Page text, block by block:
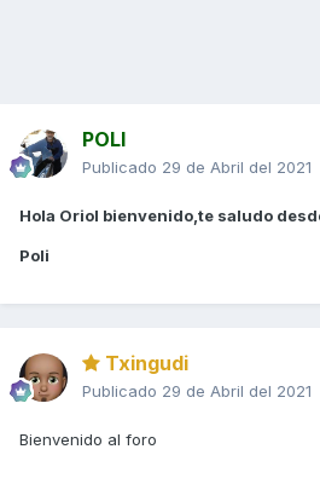
POLI
Publicado 29 de Abril del 2021
Hola Oriol bienvenido,te saludo
Poli
Txingudi
Publicado 29 de Abril del 2021
Bienvenido al foro